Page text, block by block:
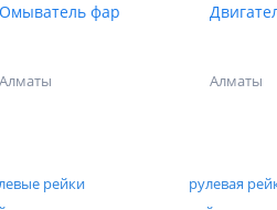
Омыватель фар
Алматы Алматы
рейки
рулевая